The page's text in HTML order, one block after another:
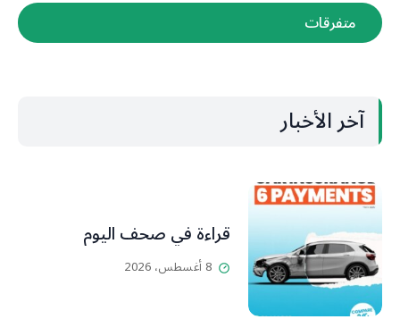
متفرقات
آخر الأخبار
قراءة في صحف اليوم
8 أغسطس، 2026